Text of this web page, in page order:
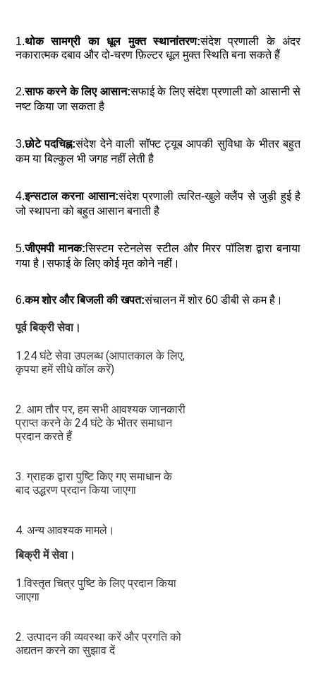
1.थोक सामग्री का धूल मुक्त स्थानांतरण:संदेश प्रणाली के अंदर
नकारात्मक दबाव और दो-चरण फ़िल्टर धूल मुक्त स्थिति बना सकते हैं
2.साफ करने के लिए आसान:सफाई के लिए संदेश प्रणाली को आसानी से
नष्ट किया जा सकता है
3.छोटे पदचिह्न:संदेश देने वाली सॉफ्ट ट्यूब आपकी सुविधा के भीतर बहुत
कम या बिल्कुल भी जगह नहीं लेती है
4.इन्सटाल करना आसान:संदेश प्रणाली त्वरित-खुले क्लैंप से जुड़ी हुई है
जो स्थापना को बहुत आसान बनाती है
5.जीएमपी मानक:सिस्टम स्टेनलेस स्टील और मिरर पॉलिश द्वारा बनाया
गया है।सफाई के लिए कोई मृत कोने नहीं।
6.कम शोर और बिजली की खपत:संचालन में शोर 60 डीबी से कम है।
पूर्व बिक्री सेवा।
1.24 घंटे सेवा उपलब्ध (आपातकाल के लिए,
कृपया हमें सीधे कॉल करें)
2. आम तौर पर, हम सभी आवश्यक जानकारी
प्राप्त करने के 24 घंटे के भीतर समाधान
प्रदान करते हैं
3. ग्राहक द्वारा पुष्टि किए गए समाधान के
बाद उद्धरण प्रदान किया जाएगा
4. अन्य आवश्यक मामले।
बिक्री में सेवा।
1.विस्तृत चित्र पुष्टि के लिए प्रदान किया
जाएगा
2. उत्पादन की व्यवस्था करें और प्रगति को
अद्यतन करने का सुझाव दें